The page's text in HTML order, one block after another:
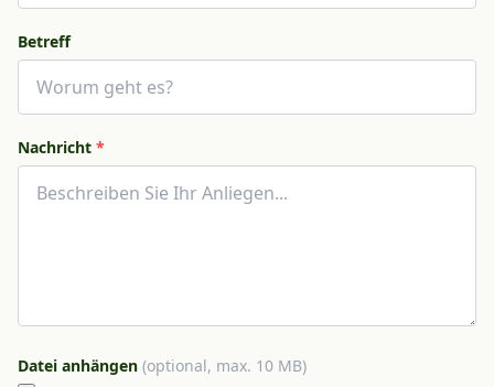
Betreff
Nachricht *
Datei anhängen (optional, max. 10 MB)